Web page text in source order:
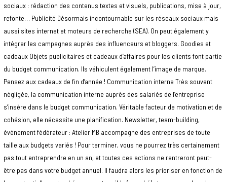
sociaux : rédaction des contenus textes et visuels, publications, mise à jour,
refonte… Publicité Désormais incontournable sur les réseaux sociaux mais
aussi sites internet et moteurs de recherche (SEA). On peut également y
intégrer les campagnes auprès des influenceurs et bloggers. Goodies et
cadeaux Objets publicitaires et cadeaux d’affaires pour les clients font partie
du budget communication. Ils véhiculent également l’image de marque.
Pensez aux cadeaux de fin d’année ! Communication interne Très souvent
négligée, la communication interne auprès des salariés de l’entreprise
s’insère dans le budget communication. Véritable facteur de motivation et de
cohésion, elle nécessite une planification. Newsletter, team-building,
événement fédérateur : Atelier MB accompagne des entreprises de toute
taille aux budgets variés ! Pour terminer, vous ne pourrez très certainement
pas tout entreprendre en un an, et toutes ces actions ne rentreront peut-
être pas dans votre budget annuel. Il faudra alors les prioriser en fonction de